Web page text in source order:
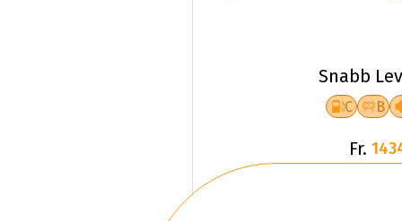
Snabb
C B
Fr.